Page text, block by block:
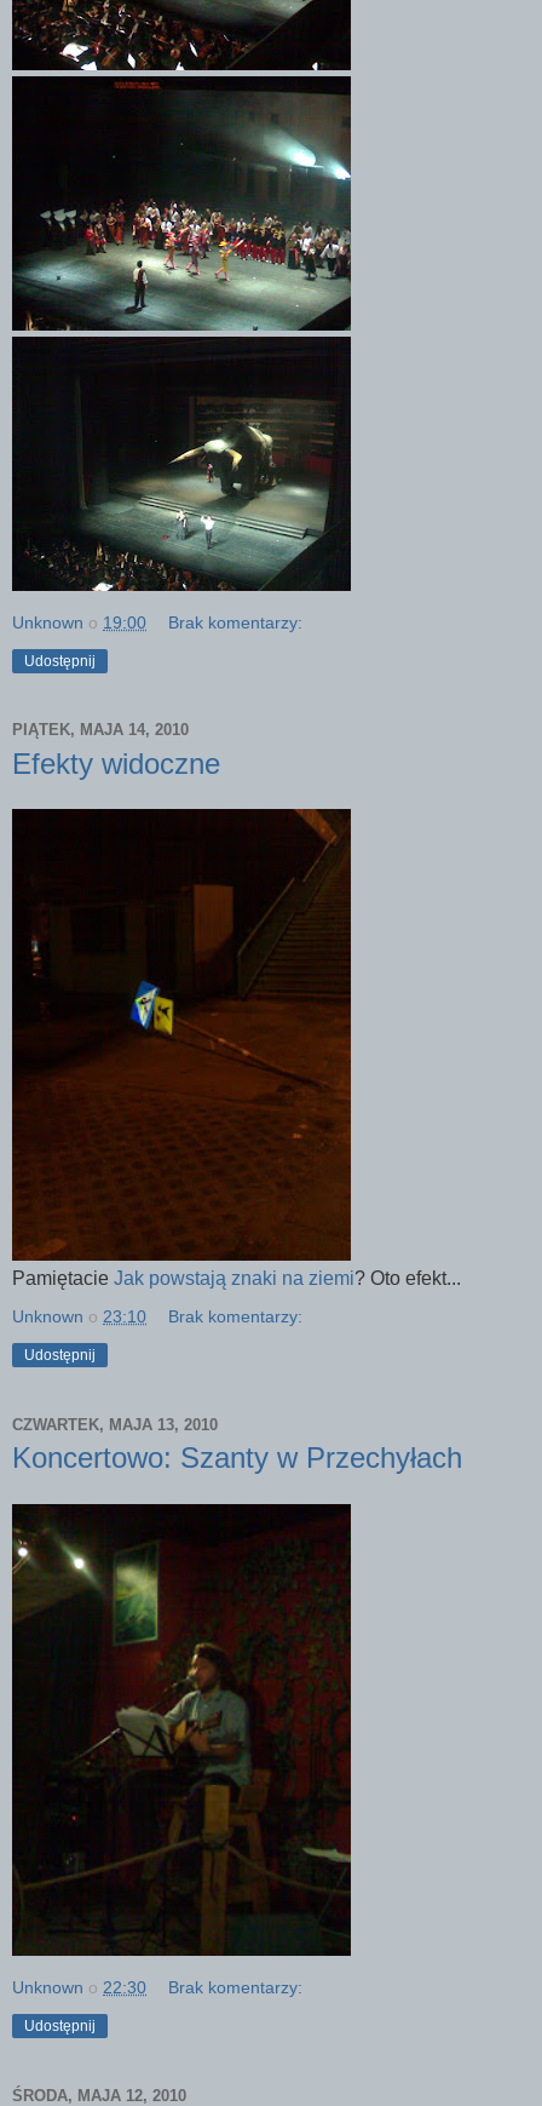
Unknown o 19:00 Brak komentarzy:
Udostępnij
PIĄTEK, MAJA 14, 2010
Efekty widoczne
Pamiętacie Jak powstają znaki na ziemi? Oto efekt...
Unknown o 23:10 Brak komentarzy:
Udostępnij
CZWARTEK, MAJA 13, 2010
Koncertowo: Szanty w Przechyłach
Unknown o 22:30 Brak komentarzy:
Udostępnij
ŚRODA, MAJA 12, 2010